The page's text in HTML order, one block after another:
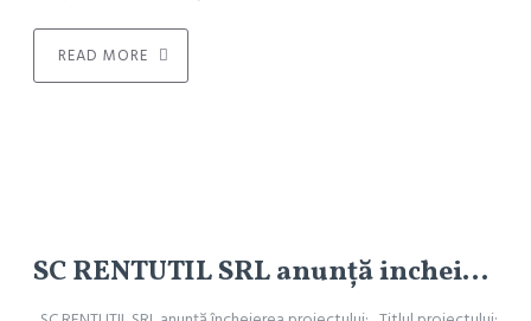
READ MORE
SC RENTUTIL SRL anunță incheierea proiectului: „INVESTITII ALE FIRMEI SC RENTUTIL SRL”